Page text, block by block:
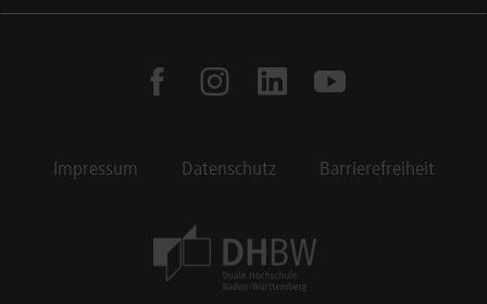
facebookinstagramlinkedinyoutube
Impressum Datenschutz Barrierefreiheit